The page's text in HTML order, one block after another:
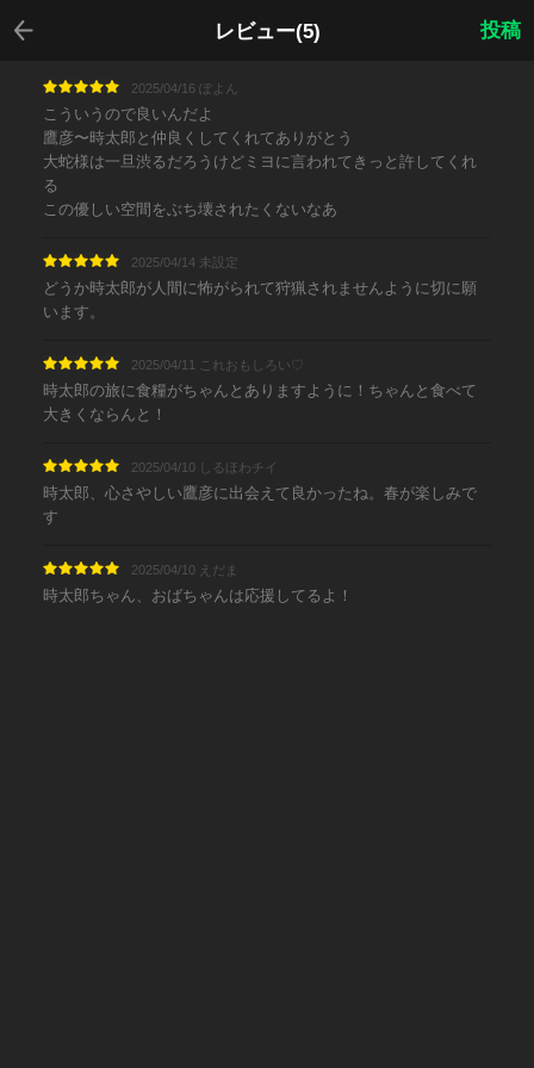
レビュー(5)
戻る
投稿
2025/04/16 ぽよん
こういうので良いんだよ
鷹彦〜時太郎と仲良くしてくれてありがとう
大蛇様は一旦渋るだろうけどミヨに言われてきっと許してくれ
る
この優しい空間をぶち壊されたくないなあ
2025/04/14 未設定
どうか時太郎が人間に怖がられて狩猟されませんように切に願
います。
2025/04/11 これおもしろい♡
時太郎の旅に食糧がちゃんとありますように！ちゃんと食べて
大きくならんと！
2025/04/10 しるほわチイ
時太郎、心さやしい鷹彦に出会えて良かったね。春が楽しみで
す
2025/04/10 えだま
時太郎ちゃん、おばちゃんは応援してるよ！